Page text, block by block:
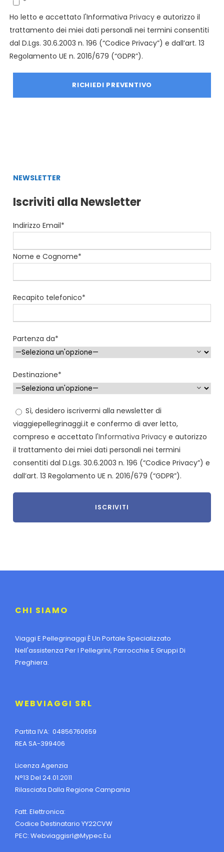
Ho letto e accettato l'Informativa Privacy e autorizzo il
trattamento dei miei dati personali nei termini consentiti
dal D.Lgs. 30.6.2003 n. 196 (“Codice Privacy”) e dall’art. 13
Regolamento UE n. 2016/679 (“GDPR”).
NEWSLETTER
Iscriviti alla Newsletter
Indirizzo Email*
Nome e Cognome*
Recapito telefonico*
Partenza da*
Destinazione*
Sì, desidero iscrivermi alla newsletter di
viaggiepellegrinaggi.it e confermo di aver letto,
compreso e accettato l'Informativa Privacy e autorizzo
il trattamento dei miei dati personali nei termini
consentiti dal D.Lgs. 30.6.2003 n. 196 (“Codice Privacy”) e
dall’art. 13 Regolamento UE n. 2016/679 (“GDPR”).
CHI SIAMO
Viaggi E Pellegrinaggi È Un Portale Specializzato
Nell'assistenza Per I Pellegrini, Parrocchie E Gruppi Di
Preghiera.
WEBVIAGGI SRL
Partita IVA: 04856760659
REA SA-399406
Licenza Agenzia
N°13 Del 24.01.2011
Rilasciata Dalla Regione Campania
Fatt. Elettronica:
Codice Destinatario YY22CVW
PEC: Webviaggisrl@mypec.eu